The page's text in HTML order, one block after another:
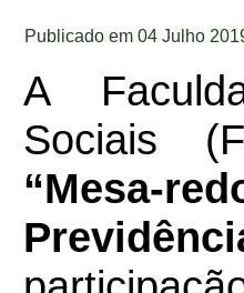
Publicado em 04 Julho
A
Sociais
“Mesa-